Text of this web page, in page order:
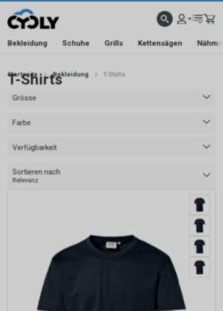
90 TAGE RÜCKGABERECHT SCHNELLER KUNDENSERVICE BLITZVERSAND BIS
Bekleidung Schuhe Grills Kettensägen
Startseite Bekleidung T-Shirts
T-Shirts
Grösse
Farbe
Verfügbarkeit
Sortieren nach
Relevanz